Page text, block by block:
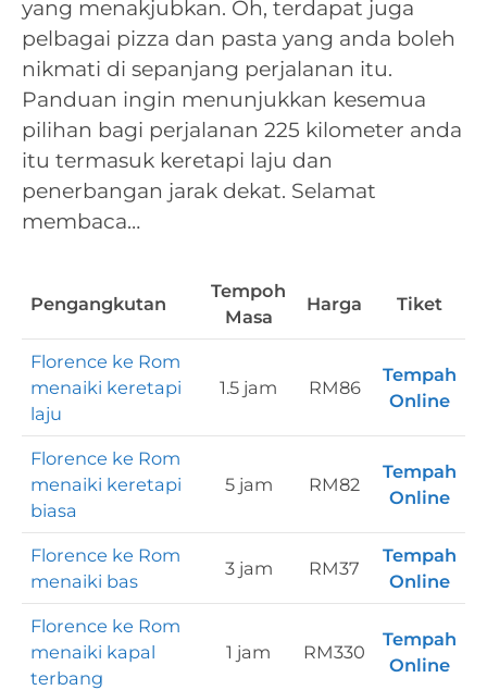
yang menakjubkan. Oh, terdapat juga
pelbagai pizza dan pasta yang anda boleh
nikmati di sepanjang perjalanan itu.
Panduan ingin menunjukkan kesemua
pilihan bagi perjalanan 225 kilometer anda
itu termasuk keretapi laju dan
penerbangan jarak dekat. Selamat
membaca…
Pengangkutan
Tempoh
Masa
Harga Tiket
Florence ke Rom
menaiki keretapi
laju
1.5 jam RM86
Tempah
Online
Florence ke Rom
menaiki keretapi
biasa
5 jam RM82
Tempah
Online
Florence ke Rom
menaiki bas
3 jam RM37
Tempah
Online
Florence ke Rom
menaiki kapal
terbang
1 jam RM330
Tempah
Online